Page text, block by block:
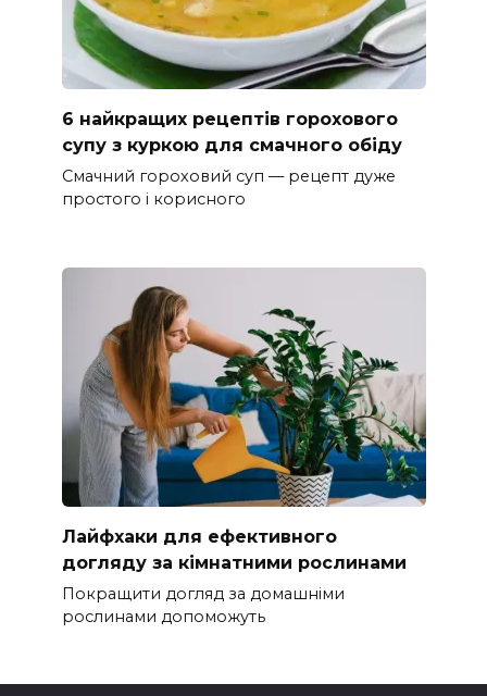
6 найкращих рецептів горохового
супу з куркою для смачного обіду
Смачний гороховий суп — рецепт дуже
простого і корисного
Лайфхаки для ефективного
догляду за кімнатними рослинами
Покращити догляд за домашніми
рослинами допоможуть